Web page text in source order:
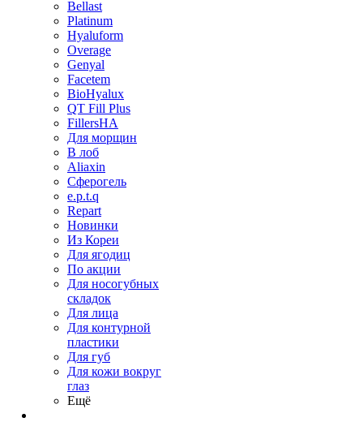
Bellast
Platinum
Hyaluform
Overage
Genyal
Facetem
BioHyalux
QT Fill Plus
FillersHA
Для морщин
В лоб
Aliaxin
Сферогель
e.p.t.q
Repart
Новинки
Из Кореи
Для ягодиц
По акции
Для носогубных
складок
Для лица
Для контурной
пластики
Для губ
Для кожи вокруг
глаз
Ещё